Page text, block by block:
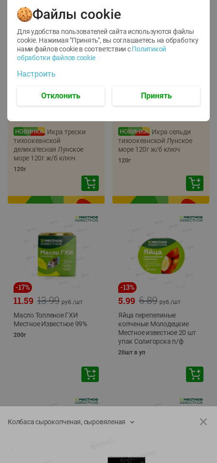
22%
Икра трески
тихоокеанской
деликатесная Лунское
море 120г ж/б ключ
120г
-17%
Икра сельди
тихоокеанской Лунское
море 120г ж/б ключ
120г
-17%
13.99
11.59 руб./шт
Масло Топленое ГХИ
Местное Известное 99%
200г
-13%
6.89
5.99 руб./шт
Яйца перепелиные
копченые Молодецкие
Местное известное 20 шт
упак Солигорска п/ф
20шт в уп
Колбаса сырокопченая, сыровяленая
Файлы cookie
Для удобства пользователей сайта используются файлы
cookie. Нажимая "Принять", вы соглашаетесь на обработку
нами файлов cookie в соответствии с Политикой
обработки файлов cookie
Настроить
Отклонить Принять